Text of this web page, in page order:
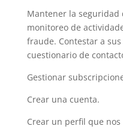
Mantener la seguridad
monitoreo de
fraude. Contestar a
cuestionario de
Gestionar
Crear una cuenta.
Crear un perfil que